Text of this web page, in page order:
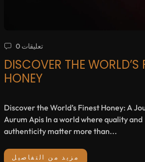
0 تعليقات
DISCOVER THE WORLD’S
HONEY
Discover the World’s Finest Honey: A
Aurum Apis In a world where quality and
authenticity matter more than...
مزيد من التفاصيل